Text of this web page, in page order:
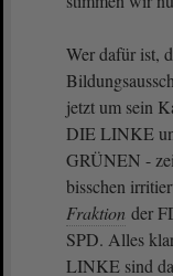
Wer dafür ist,
jetzt um sein
DIE LINKE
GRÜNEN -
bisschen
Fraktion der
SPD. Alles
LINKE sind